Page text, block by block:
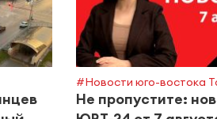
#Новости юго-востока
Не пропустите: